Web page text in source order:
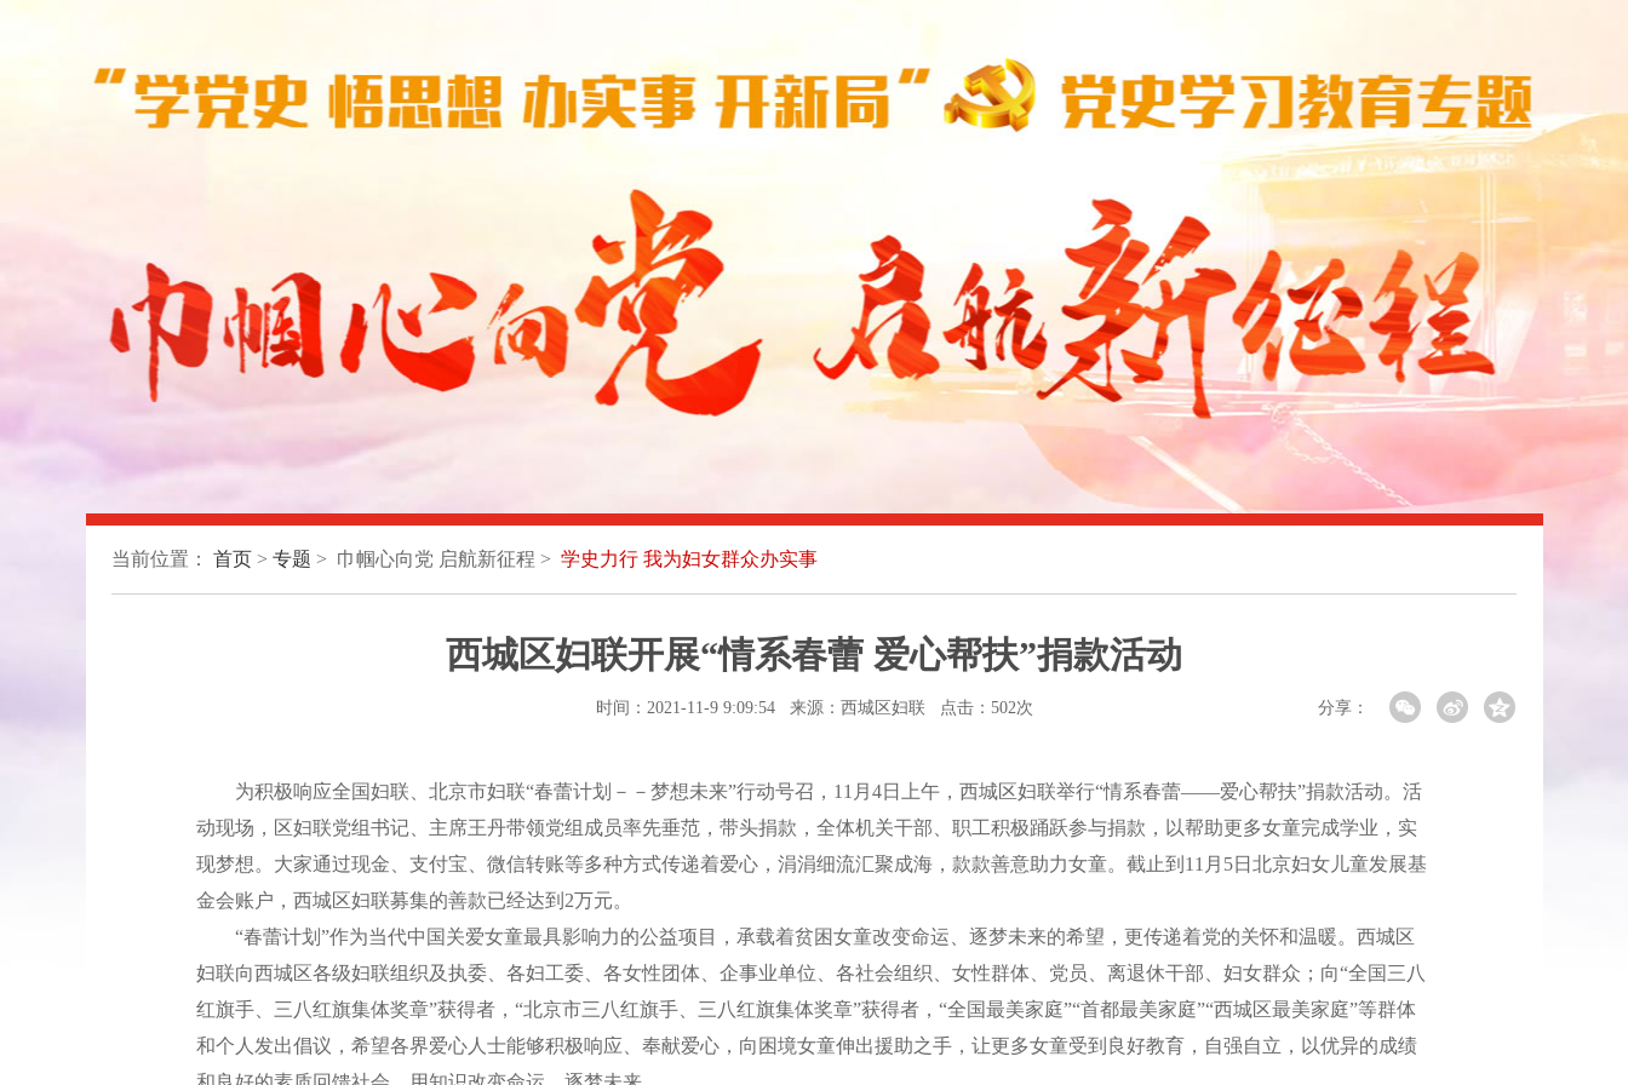
当前位置： 首页 > 专题 > 巾帼心向党 启航新征程 > 学史力行 我为妇女群众办实事
西城区妇联开展“情系春蕾 爱心帮扶”捐款活动
时间：2021-11-9 9:09:54 来源：西城区妇联 点击： 502次 分享：
为积极响应全国妇联、北京市妇联“春蕾计划－－梦想未来”行动号召，11月4日上午，西城区妇联举行“情系春蕾——爱心帮扶”捐款活动。活
动现场，区妇联党组书记、主席王丹带领党组成员率先垂范，带头捐款，全体机关干部、职工积极踊跃参与捐款，以帮助更多女童完成学业，实
现梦想。大家通过现金、支付宝、微信转账等多种方式传递着爱心，涓涓细流汇聚成海，款款善意助力女童。截止到11月5日北京妇女儿童发展基
金会账户，西城区妇联募集的善款已经达到2万元。
“春蕾计划”作为当代中国关爱女童最具影响力的公益项目，承载着贫困女童改变命运、逐梦未来的希望，更传递着党的关怀和温暖。西城区
妇联向西城区各级妇联组织及执委、各妇工委、各女性团体、企事业单位、各社会组织、女性群体、党员、离退休干部、妇女群众；向“全国三八
红旗手、三八红旗集体奖章”获得者，“北京市三八红旗手、三八红旗集体奖章”获得者，“全国最美家庭”“首都最美家庭”“西城区最美家庭”等群体
和个人发出倡议，希望各界爱心人士能够积极响应、奉献爱心，向困境女童伸出援助之手，让更多女童受到良好教育，自强自立，以优异的成绩